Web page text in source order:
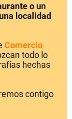
o un
localidad
Comercio
todo lo
hechas
contigo